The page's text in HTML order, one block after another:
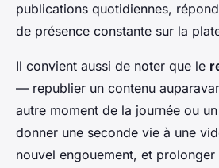
publications quotidiennes,
de présence constante sur la
Il convient aussi de noter que le
— republier un contenu
autre moment de la journée ou
donner une seconde vie à une
nouvel engouement, et